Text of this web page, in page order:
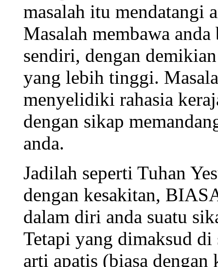
masalah itu mendatangi
Masalah membawa
sendiri, dengan
yang lebih tinggi.
menyelidiki rahasia
dengan sikap
anda.
Jadilah seperti Tuhan
dengan kesakitan,
dalam diri anda suatu
Tetapi yang dimaksud
arti apatis (biasa